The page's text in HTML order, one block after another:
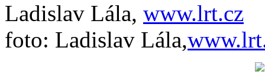
Ladislav Lála, www.lrt.cz
foto: Ladislav Lála,